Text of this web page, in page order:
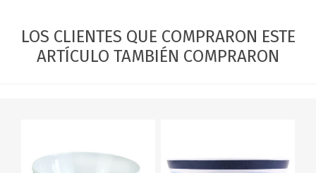
LOS CLIENTES QUE COMPRARON ESTE
ARTÍCULO TAMBIÉN COMPRARON